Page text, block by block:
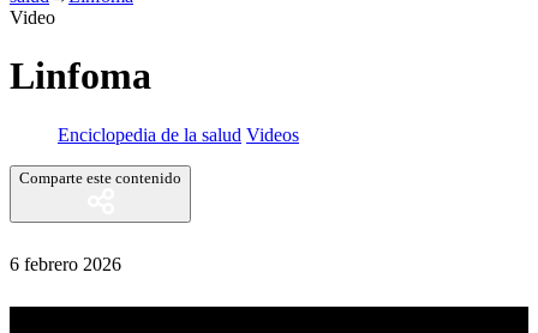
Video
Linfoma
Enciclopedia de la salud Videos
Comparte este contenido
6 febrero 2026